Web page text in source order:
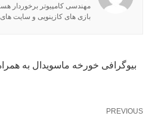
مهندسی کامپیوتر برخوردار
بازی های کازینویی و سایت
بیوگرافی خورخه ماسویدال به
PREVIOUS